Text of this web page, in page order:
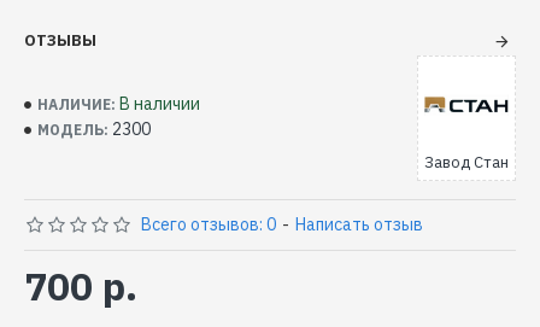
ОТЗЫВЫ
НАЛИЧИЕ: В наличии
МОДЕЛЬ: 2300
Завод Стан
Всего отзывов: 0 - Написать отзыв
700 р.